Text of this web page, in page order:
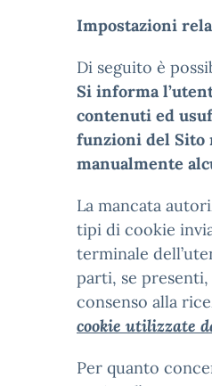
Impostazioni
Di seguito è
Si informa
contenuti ed
funzioni del Sito
manualmente
La mancata
tipi di cookie
terminale
parti, se
consenso alla
cookie utilizzate
Per quanto